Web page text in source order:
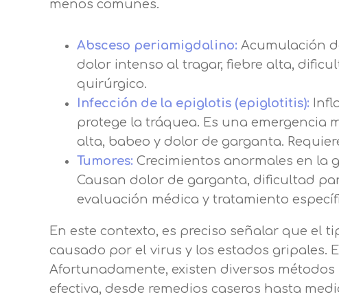
menos comunes.
Absceso periamigdalino: Acumulación
dolor intenso al tragar, fiebre alta,
quirúrgico.
Infección de la epiglotis (epiglotitis):
protege la tráquea. Es una emergencia
alta, babeo y dolor de garganta.
Tumores: Crecimientos anormales en la
Causan dolor de garganta, dificultad
evaluación médica y tratamiento
En este contexto, es preciso señalar que el
causado por el virus y los estados gripales.
Afortunadamente, existen diversos
efectiva, desde remedios caseros hasta
Mail
Centro de
Utilizamos cookies propias y de
análisis de tus hábitos de navegación.
funcionamiento de las distintas